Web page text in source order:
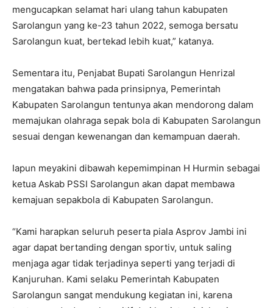
mengucapkan selamat hari ulang tahun kabupaten
Sarolangun yang ke-23 tahun 2022, semoga bersatu
Sarolangun kuat, bertekad lebih kuat,” katanya.
Sementara itu, Penjabat Bupati Sarolangun Henrizal
mengatakan bahwa pada prinsipnya, Pemerintah
Kabupaten Sarolangun tentunya akan mendorong dalam
memajukan olahraga sepak bola di Kabupaten Sarolangun
sesuai dengan kewenangan dan kemampuan daerah.
Iapun meyakini dibawah kepemimpinan H Hurmin sebagai
ketua Askab PSSI Sarolangun akan dapat membawa
kemajuan sepakbola di Kabupaten Sarolangun.
“Kami harapkan seluruh peserta piala Asprov Jambi ini
agar dapat bertanding dengan sportiv, untuk saling
menjaga agar tidak terjadinya seperti yang terjadi di
Kanjuruhan. Kami selaku Pemerintah Kabupaten
Sarolangun sangat mendukung kegiatan ini, karena